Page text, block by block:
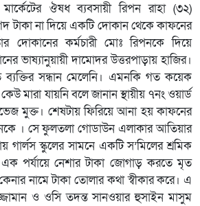
ঔষধ ব্যবসায়ী রিপন রাহা (৩২)
টাকা না দিয়ে একটি দোকান থেকে কাফনের
দোকানের কর্মচারী মোঃ রিপনকে দিয়ে
ভাষ্যানুয়ায়ী দামোদর উত্তরপাড়ায় হাজির।
সন্ধান মেলেনি। এমনকি গত কয়েক
মারা যায়নি বলে জানান স্থায়ীয় ৭নং ওয়ার্ড
মুক্ত। শেষটায় ফিরিয়ে আনা হয় কাফনের
। সে ফুলতলা গোডাউন এলাকার আতিয়ার
গার্লস স্কুলের সামনে একটি স’মিলের শ্রমিক
পর্যায়ে নেশার টাকা জোগাড় করতে মৃত
নামে টাকা তোলার কথা স্বীকার করে। এ
ও ওসি তদন্ত সানওয়ার হুসাইন মাসুম